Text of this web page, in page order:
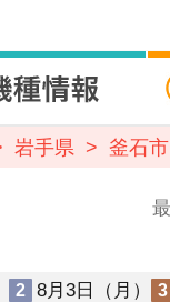
岩手県 釜石市
2 8月3日（月） 3